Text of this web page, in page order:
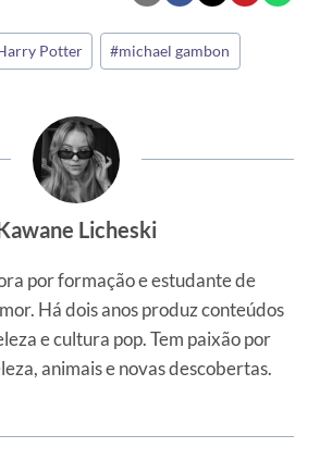
Potter #michael gambon
Licheski
por formação e estudante de
Há dois anos produz conteúdos
e cultura pop. Tem paixão por
animais e novas descobertas.